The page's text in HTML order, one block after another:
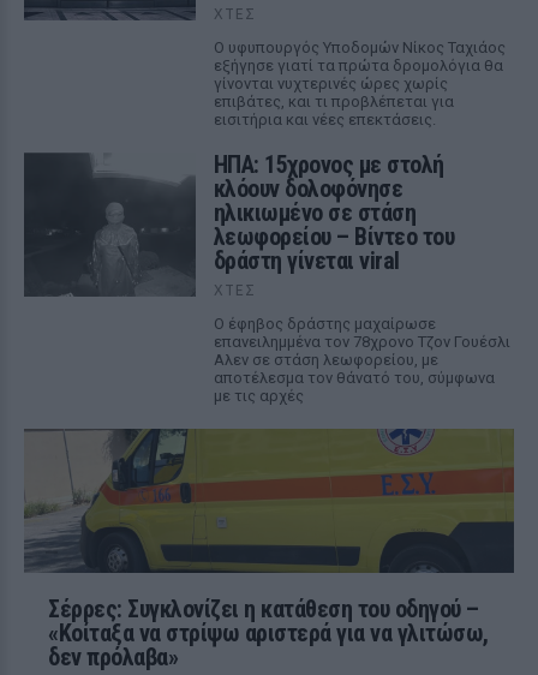
ΧΤΕΣ
Ο υφυπουργός Υποδομών Νίκος Ταχιάος
εξήγησε γιατί τα πρώτα δρομολόγια θα
γίνονται νυχτερινές ώρες χωρίς
επιβάτες, και τι προβλέπεται για
εισιτήρια και νέες επεκτάσεις.
ΗΠΑ: 15χρονος με στολή
κλόουν δολοφόνησε
ηλικιωμένο σε στάση
λεωφορείου – Βίντεο του
δράστη γίνεται viral
ΧΤΕΣ
Ο έφηβος δράστης μαχαίρωσε
επανειλημμένα τον 78χρονο Τζον Γουέσλι
Αλεν σε στάση λεωφορείου, με
αποτέλεσμα τον θάνατό του, σύμφωνα
με τις αρχές
Σέρρες: Συγκλονίζει η κατάθεση του οδηγού –
«Κοίταξα να στρίψω αριστερά για να γλιτώσω,
δεν πρόλαβα»